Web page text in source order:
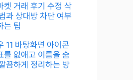
켓 거래 후기 수정 삭
과 상대방 차단 여부
는 팁
11 바탕화면 아이콘
를 없애고 이름을 숨
끔하게 정리하는 방